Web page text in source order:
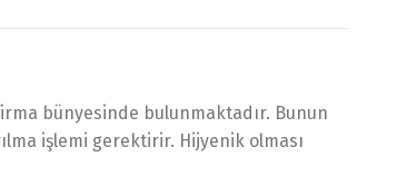
bünyesinde bulunmaktadır. Bunun
işlemi gerektirir. Hijyenik olması